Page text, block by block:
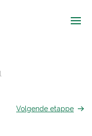
Volgende etappe